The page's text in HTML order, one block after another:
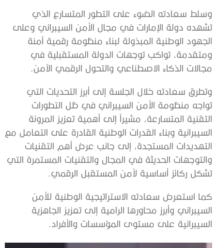
وسلط سعادته الضوء على التطور المتسارع الذي
تشهده دولة الإمارات في مجال الأمن السيبراني وعلى
الجهود الوطنية المبذولة لبناء منظومة رقمية آمنة
ومتقدمة، تواكب توجهات الدولة المستقبلية في
مجالات الذكاء الاصطناعي والتحول الرقمي الآمن.
وتطرق سعادته خلال الجلسة إلى أبرز التحديات التي
تواجه منظومة الأمن السيبراني في ظل التطورات
التقنية المتسارعة، مشيراً إلى أهمية تعزيز المرونة
السيبرانية وبناء القدرات الوطنية القادرة على التعامل مع
التهديدات المستجدة، إلى جانب عرض أهم التقنيات
والتوجهات الحديثة في المجال والتقنيات المستمرة التي
تشكل ركائز أساسية لأمن المستقبل الرقمي.
كما استعرض سعادته الاستراتيجية الوطنية للأمن
السيبراني وأبرز محاورها الرامية إلى تعزيز الجاهزية
السيبرانية على مستوى المؤسسات والأفراد.